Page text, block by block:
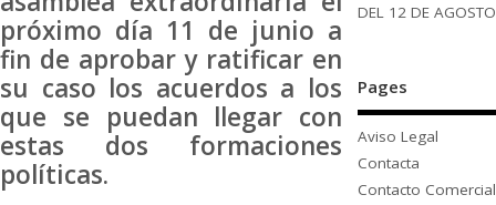
próximo día 11 de junio a
fin de aprobar y ratificar en
su caso los acuerdos a los
que se puedan llegar con
estas dos formaciones
políticas.
DEL 12 DE AGOSTO
Pages
Aviso Legal
Contacta
Contacto Comercial